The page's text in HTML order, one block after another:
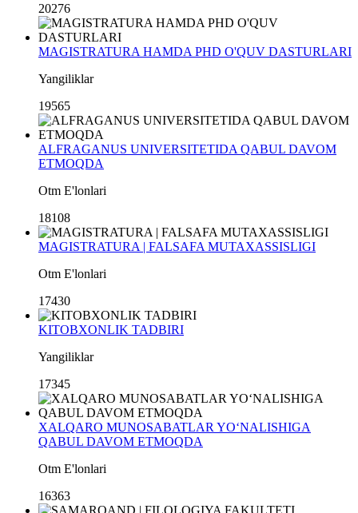
20276
MAGISTRATURA HAMDA PHD O'QUV DASTURLARI
Yangiliklar
19565
ALFRAGANUS UNIVERSITETIDA QABUL DAVOM
ETMOQDA
Otm E'lonlari
18108
MAGISTRATURA | FALSAFA MUTAXASSISLIGI
Otm E'lonlari
17430
KITOBXONLIK TADBIRI
Yangiliklar
17345
XALQARO MUNOSABATLAR YO‘NALISHIGA
QABUL DAVOM ETMOQDA
Otm E'lonlari
16363